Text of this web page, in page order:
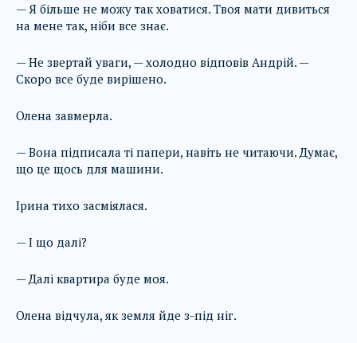
— Я більше не можу так ховатися. Твоя мати дивиться
на мене так, ніби все знає.
— Не звертай уваги, — холодно відповів Андрій. —
Скоро все буде вирішено.
Олена завмерла.
— Вона підписала ті папери, навіть не читаючи. Думає,
що це щось для машини.
Ірина тихо засміялася.
— І що далі?
— Далі квартира буде моя.
Олена відчула, як земля йде з-під ніг.